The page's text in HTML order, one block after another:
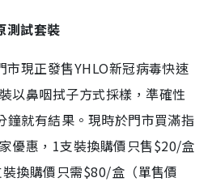
測試套裝
市現正發售YHLO新冠病毒快速
以鼻咽拭子方式採樣，準確性
鐘就有結果。現時於門市買滿指
優惠，1支裝換購價只售$20/盒
裝換購價只需$80/盒（單售價